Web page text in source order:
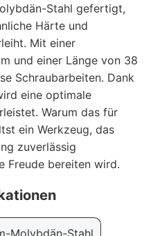
Stahl gefertigt,
Härte und
Mit einer
und einer Länge von 38
Schraubarbeiten. Dank
eine optimale
Warum das für
ein Werkzeug, das
zuverlässig
Freude bereiten wird.
Molybdän-Stahl